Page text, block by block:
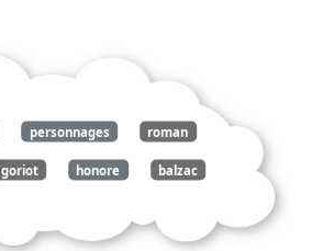
personnages roman
goriot honore balzac